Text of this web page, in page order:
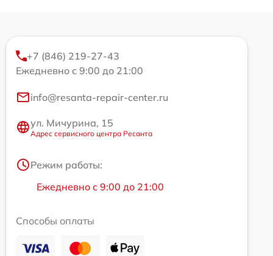
+7 (846) 219-27-43
Ежедневно с 9:00 до 21:00
info@resanta-repair-center.ru
ул. Мичурина, 15
Адрес сервисного центра Ресанта
Режим работы:
Ежедневно с 9:00 до 21:00
Способы оплаты